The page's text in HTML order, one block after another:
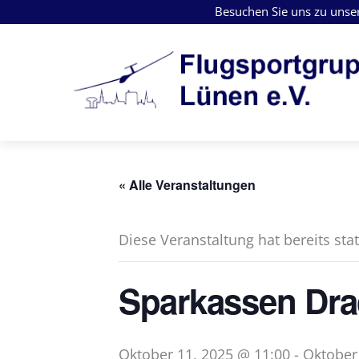
Besuchen Sie uns zu
« Alle Veranstaltungen
Diese Veranstaltung hat bereits
Sparkassen
Oktober 11, 2025 @ 11:00 -